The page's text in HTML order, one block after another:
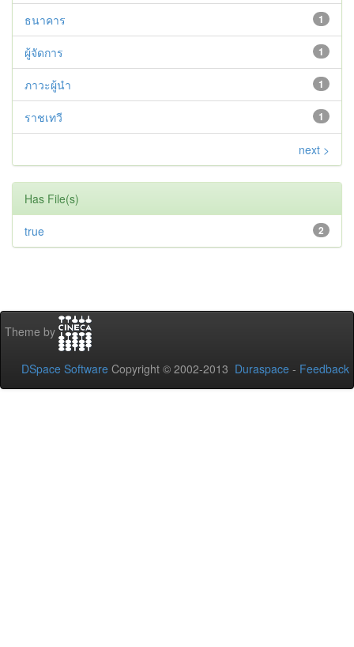
1
ธนาคาร
1
ผู้จัดการ
1
ภาวะผู้นำ
1
ราชเทวี
next >
Has File(s)
2
true
Theme by
DSpace Software Copyright © 2002-2013 Duraspace - Feedback